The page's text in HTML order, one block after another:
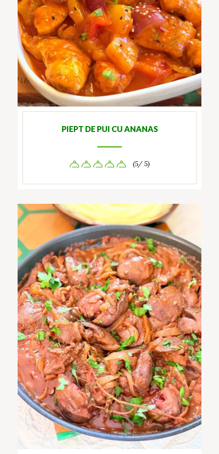
PIEPT DE PUI CU ANANAS
(5/ 5)